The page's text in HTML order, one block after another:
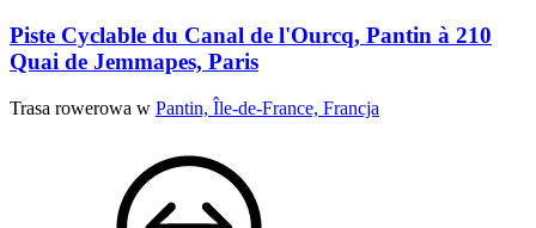
Piste Cyclable du Canal de l'Ourcq, Pantin à 210
Quai de Jemmapes, Paris
Trasa rowerowa w Pantin, Île-de-France, Francja